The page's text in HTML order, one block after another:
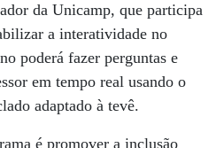
da Unicamp, que participa
a interatividade no
poderá fazer perguntas e
em tempo real usando o
adaptado à tevê.
é promover a inclusão